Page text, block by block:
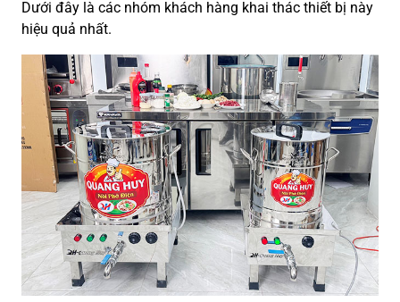
Dưới đây là các nhóm khách hàng khai thác thiết bị này
hiệu quả nhất.